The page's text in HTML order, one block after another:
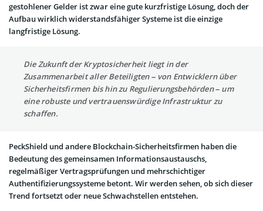
gestohlener Gelder ist zwar eine gute kurzfristige Lösung, doch der
Aufbau wirklich widerstandsfähiger Systeme ist die einzige
langfristige Lösung.
Die Zukunft der Kryptosicherheit liegt in der
Zusammenarbeit aller Beteiligten – von Entwicklern über
Sicherheitsfirmen bis hin zu Regulierungsbehörden – um
eine robuste und vertrauenswürdige Infrastruktur zu
schaffen.
PeckShield und andere Blockchain-Sicherheitsfirmen haben die
Bedeutung des gemeinsamen Informationsaustauschs,
regelmäßiger Vertragsprüfungen und mehrschichtiger
Authentifizierungssysteme betont. Wir werden sehen, ob sich dieser
Trend fortsetzt oder neue Schwachstellen entstehen.